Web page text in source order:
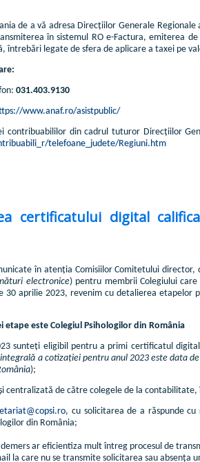
de a vă adresa Direcțiilor Generale
în sistemul RO e-Factura, emiterea
legate de sfera de aplicare a taxei pe
031.403.9130
www.anaf.ro/asistpublic/
din cadrul tuturor Direcțiilor
telefoane_judete/Regiuni.htm
certificatului digital
în atenția Comisiilor Comitetului director,
electronice) pentru membrii Colegiului
aprilie 2023, revenim cu detalierea etapelor
etape este Colegiul Psihologilor din România
sunteți eligibil pentru a primi certificatul
a cotizației pentru anul 2023 este data
);
centralizată de către colegele de la
, cu solicitarea de a răspunde
din România;
ar eficientiza mult întreg procesul de
la care nu se transmite solicitarea sau absența